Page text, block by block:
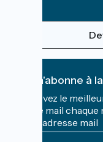
Je m'abonne à
Recevez le
boîte mail chaque
Mon adresse mail